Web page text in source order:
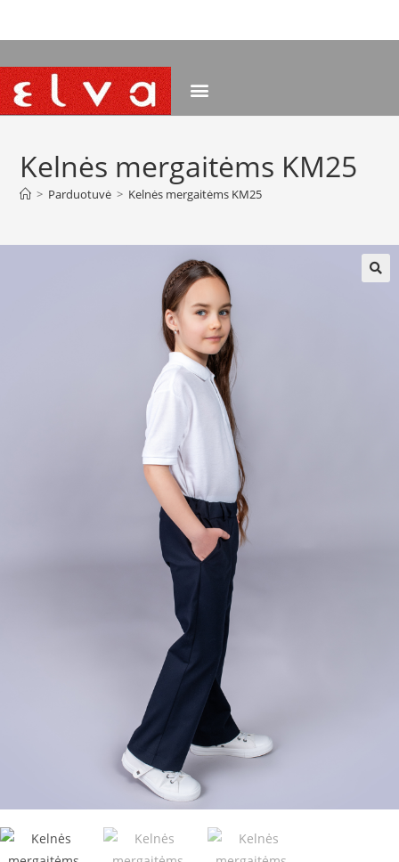
Kelnės mergaitėms KM25
> Parduotuvė > Kelnės mergaitėms KM25